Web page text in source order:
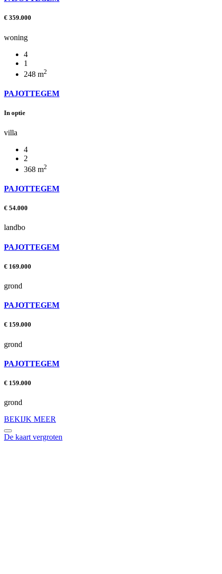
€ 359.000
woning
4
1
248 m2
PAJOTTEGEM
In optie
villa
4
2
368 m2
PAJOTTEGEM
€ 54.000
landbo
PAJOTTEGEM
€ 169.000
grond
PAJOTTEGEM
€ 159.000
grond
PAJOTTEGEM
€ 159.000
grond
BEKIJK MEER
De kaart vergroten